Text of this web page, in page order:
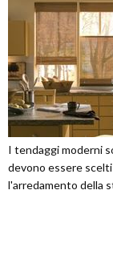
I tendaggi moderni
devono essere
l'arredamento della